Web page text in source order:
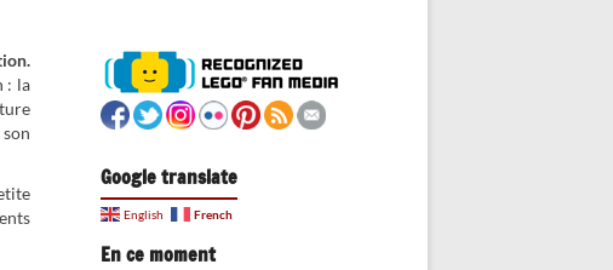
: la
Google translate
English French
En ce moment